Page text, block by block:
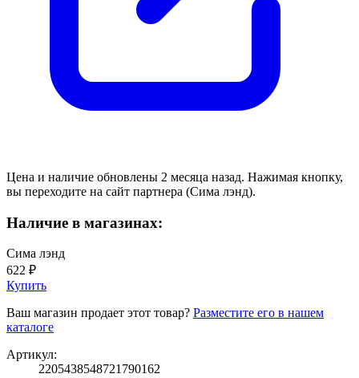
Цена и наличие обновлены 2 месяца назад. Нажимая кнопку,
вы переходите на сайт партнера (Сима лэнд).
Наличие в магазинах:
Сима лэнд
622 ₽
Купить
Ваш магазин продает этот товар? Разместите его в нашем
каталоге
Артикул:
2205438548721790162